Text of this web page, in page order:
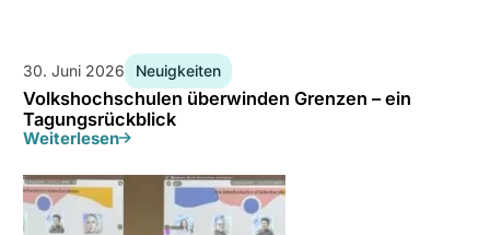
30. Juni 2026 Neuigkeiten
Volkshochschulen überwinden Grenzen – ein
Tagungsrückblick
Weiterlesen